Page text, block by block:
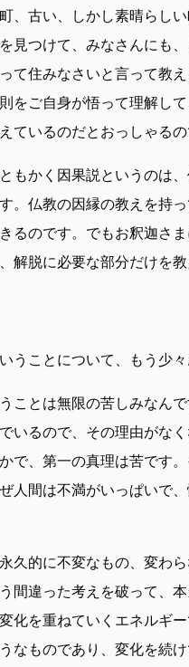
、古い、しかし素晴らし
見つけて、みなさんにも
て住みなさいと言って教
をご自身が悟って理解し
ているのだとおっしゃるの
もかく因果説というのは
。仏教の因縁の教えを持
るのです。でもお釈迦さ
解脱に必要な部分だけを教
うことについて、もう少々
ことは無限の苦しみなん
いるので、その理由がな
で、第一の真理は苦です
人間は不満がいっぱいで
久的に不変なもの、変わ
間違った考えを破って、
化を重ねていくエネルギ
なものであり、変化を続